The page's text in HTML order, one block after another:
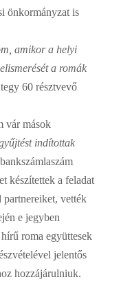
önkormányzat is
amikor a helyi
a romák
60 résztvevő
vár mások
indítottak
készítettek a feladat
partnereiket, vették
e jegyben
roma együttesek
jelentős
hozzájárulniuk.